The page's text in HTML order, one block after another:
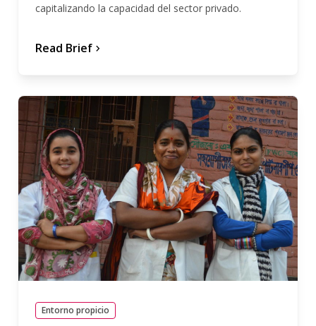
capitalizando la capacidad del sector privado.
Read Brief chevron_forward
Entorno propicio